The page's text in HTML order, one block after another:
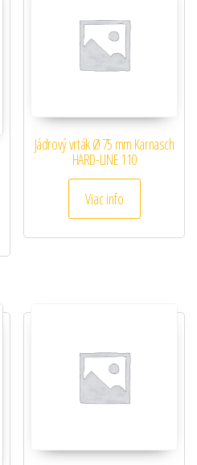
Jádrový vrták Ø 75 mm Karnasch
HARD-LINE 110
Viac info